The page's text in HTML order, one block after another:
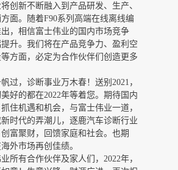
创新不断融入到产品研发、生产、
面。随着F90系列高端在线离线编
，相信富士伟业的国内市场竞争
升。我们将在产品竞争力、盈利空
方面，必定为合作伙伴们创造更多
过，诊断事业万木春！送别2021，
好的都在2022年等着您。期待国内
抓住机遇和机会，与富士伟业一道，
时代的弄潮儿，逐鹿汽车诊断行业
富聚财，回馈家庭和社会。也期
外市场再创佳绩。
所有合作伙伴及家人们， 2022年，